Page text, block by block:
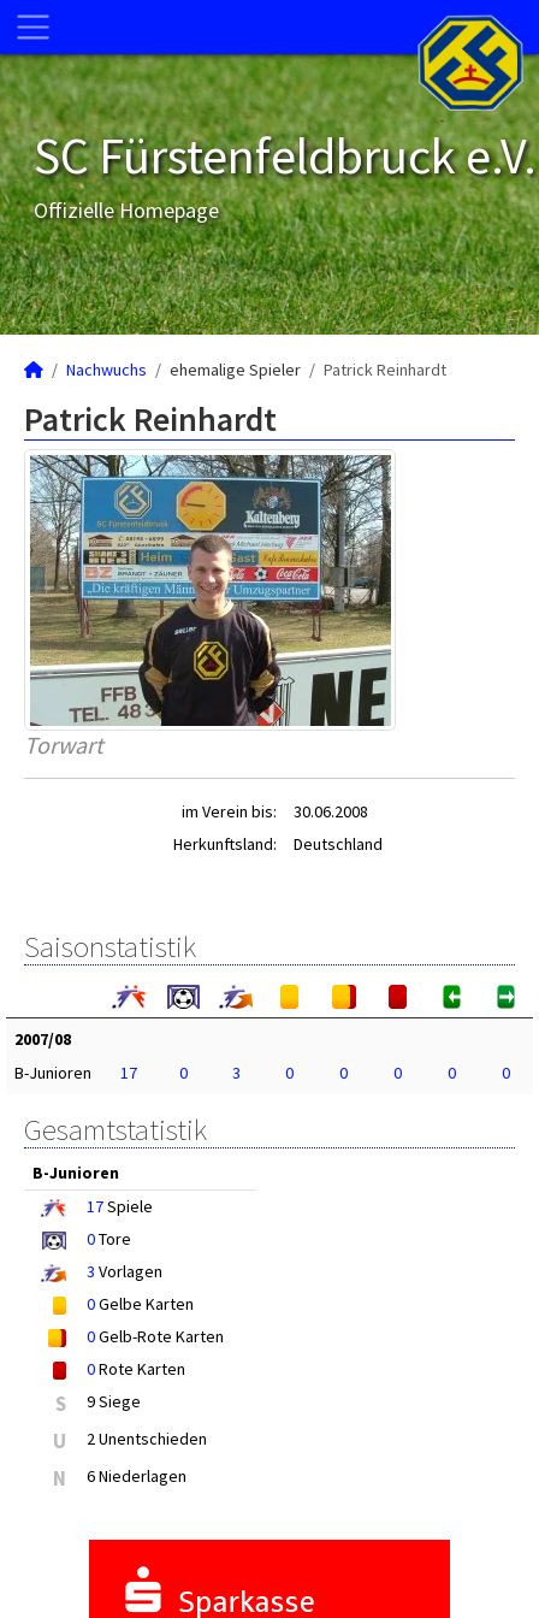
SC Fürstenfeldbruck e.V.
Offizielle Homepage
Nachwuchs ehemalige Spieler Patrick Reinhardt
Patrick Reinhardt
Torwart
im Verein bis:
30.06.2008
Herkunftsland:
Deutschland
Saisonstatistik
2007/08
B-Junioren
17 0 3 0 0 0 0 0
Gesamtstatistik
B-Junioren
17Spiele
0Tore
3 Vorlagen
0Gelbe Karten
0Gelb-Rote Karten
0Rote Karten
S 9 Siege
U 2 Unentschieden
N 6 Niederlagen